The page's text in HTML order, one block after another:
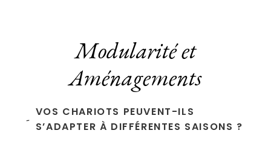
Modularité et
Aménagements
- VOS CHARIOTS PEUVENT-ILS
S’ADAPTER À DIFFÉRENTES SAISONS ?